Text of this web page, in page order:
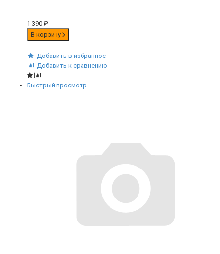
1 390 ₽
В корзину
Добавить в избранное
Добавить к сравнению
Быстрый просмотр